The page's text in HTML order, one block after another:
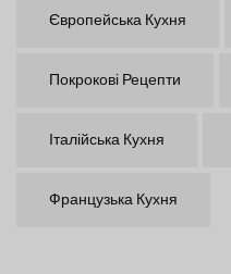
Європейська Кухня
Покрокові Рецепти
Італійська Кухня
Французька Кухня